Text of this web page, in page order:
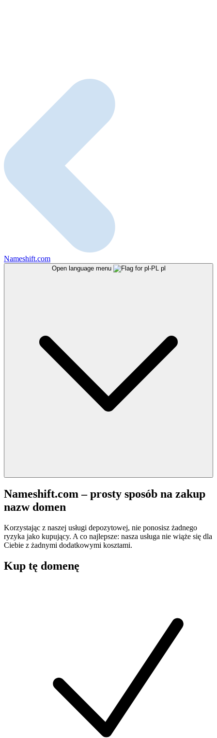
Nameshift.com
Open language menu pl
Nameshift.com – prosty sposób na zakup
nazw domen
Korzystając z naszej usługi depozytowej, nie ponosisz żadnego
ryzyka jako kupujący. A co najlepsze: nasza usługa nie wiąże się dla
Ciebie z żadnymi dodatkowymi kosztami.
Kup tę domenę